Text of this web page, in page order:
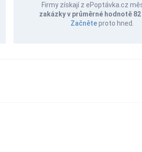
Firmy získají z ePoptávka.cz
zakázky v průměrné hodnotě 82
Začněteproto hned.